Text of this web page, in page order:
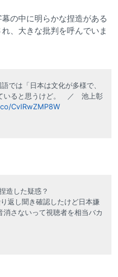
の中に明らかな捏造がある
、大きな批判を呼んでいま
では「日本は文化が多様で、
いると思うけど。 ／ 池上彰
CvIRwZMP8W
造した疑惑？
返し聞き確認したけど日本嫌
さないって視聴者を相当バカ